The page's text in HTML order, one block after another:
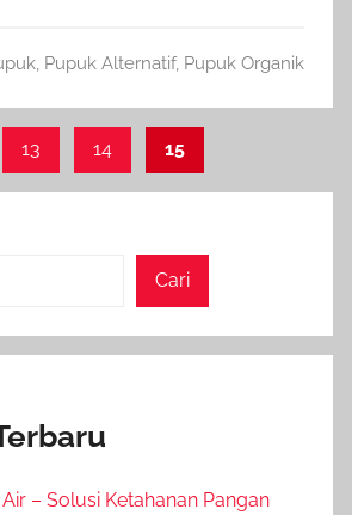
, Pupuk Alternatif, Pupuk Organik
13 14 15
Cari
– Solusi Ketahanan Pangan